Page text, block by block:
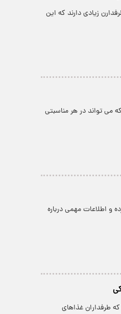
زیادی دارند که این
می تواند در هر مناسبتی
و اطلاعات مهمی درباره
طرفداران غذاهای